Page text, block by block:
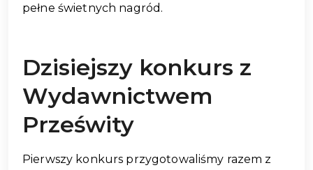
pełne świetnych nagród.
Dzisiejszy konkurs z
Wydawnictwem
Prześwity
Pierwszy konkurs przygotowaliśmy razem z